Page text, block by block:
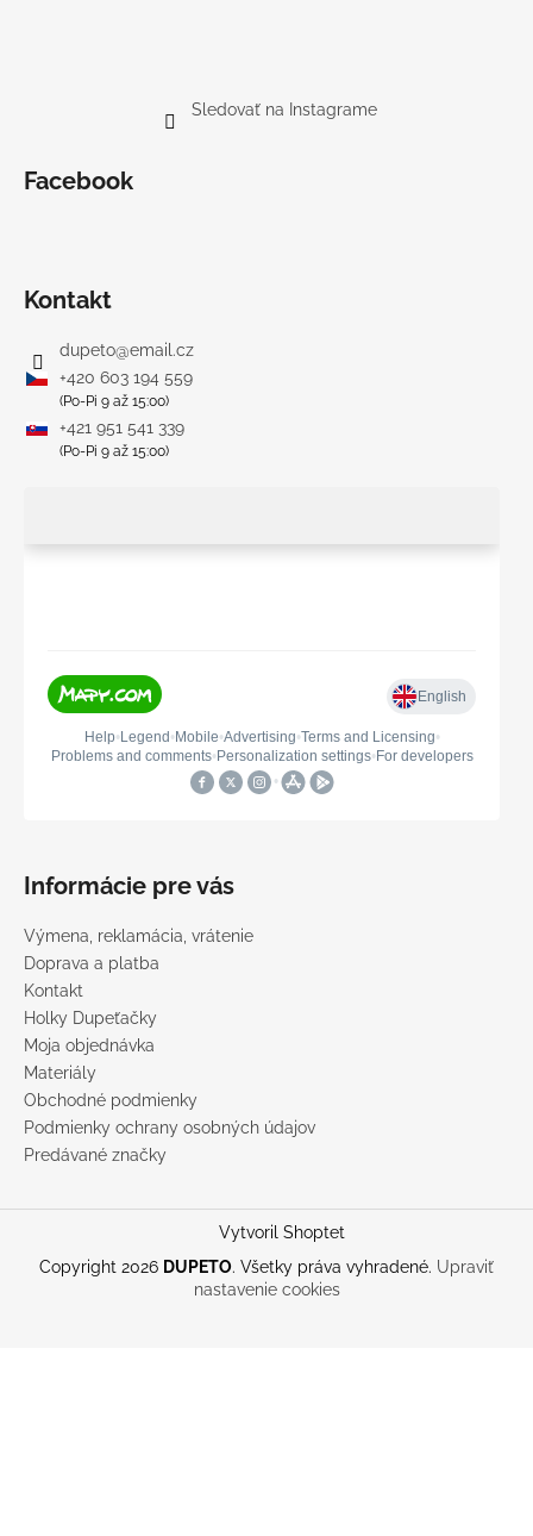
Sledovať na Instagrame
Facebook
Kontakt
dupeto@email.cz
+420 603 194 559
(Po-Pi 9 až 15:00)
+421 951 541 339
(Po-Pi 9 až 15:00)
Informácie pre vás
Výmena, reklamácia, vrátenie
Doprava a platba
Kontakt
Holky Dupeťačky
Moja objednávka
Materiály
Obchodné podmienky
Podmienky ochrany osobných údajov
Predávané značky
Vytvoril Shoptet
Copyright 2026 DUPETO. Všetky práva vyhradené. Upraviť
nastavenie cookies